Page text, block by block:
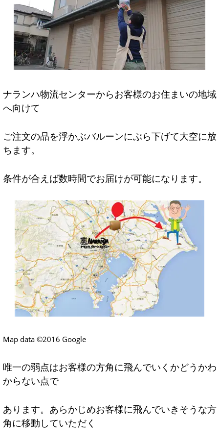
ナランハ物流センターからお客様のお住まいの地域
へ向けて
ご注文の品を浮かぶバルーンにぶら下げて大空に放
ちます。
条件が合えば数時間でお届けが可能になります。
Map data ©2016 Google
唯一の弱点はお客様の方角に飛んでいくかどうかわ
からない点で
あります。あらかじめお客様に飛んでいきそうな方
角に移動していただく